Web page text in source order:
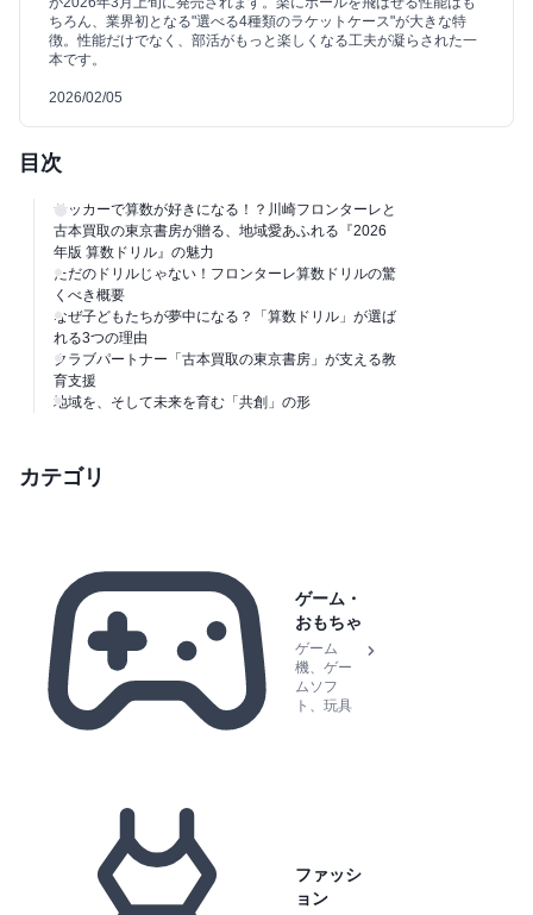
ちろん、業界初となる"選べる4種類のラケットケース"が大きな特
徴。性能だけでなく、部活がもっと楽しくなる工夫が凝らされた一
本です。
2026/02/05
目次
サッカーで算数が好きになる！？川崎フロンターレと
古本買取の東京書房が贈る、地域愛あふれる『2026
年版 算数ドリル』の魅力
ただのドリルじゃない！フロンターレ算数ドリルの驚
くべき概要
なぜ子どもたちが夢中になる？「算数ドリル」が選ば
れる3つの理由
クラブパートナー「古本買取の東京書房」が支える教
育支援
地域を、そして未来を育む「共創」の形
カテゴリ
ゲーム・
おもちゃ
ゲーム
機、ゲー
ムソフ
ト、玩具
ファッシ
ョン